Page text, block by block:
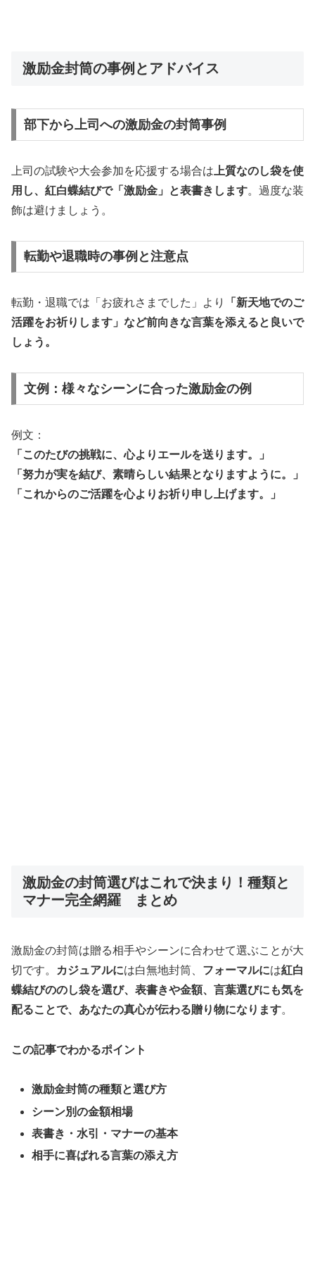
激励金封筒の事例とアドバイス
部下から上司への激励金の封筒事例
上司の試験や大会参加を応援する場合は 上質なのし袋を使
用し、紅白蝶結びで「激励金」と表書きします。過度な装
飾は避けましょう。
転勤や退職時の事例と注意点
転勤・退職では「お疲れさまでした」より
「新天地でのご
活躍をお祈りします」など前向きな言葉を添えると良いで
しょう。
文例：様々なシーンに合った激励金の例
例文：
「このたびの挑戦に、心よりエールを送ります。」
「努力が実を結び、素晴らしい結果となりますように。」
「これからのご活躍を心よりお祈り申し上げます。」
激励金の封筒選びはこれで決まり！種類と
マナー完全網羅 まとめ
激励金の封筒は贈る相手やシーンに合わせて選ぶことが大
切です。
カジュアルには白無地封筒、 フォーマルには紅白
蝶結びののし袋を選び、表書きや金額、言葉選びにも気を
配ることで、あなたの真心が伝わる贈り物になります。
この記事でわかるポイント
激励金封筒の種類と選び方
シーン別の金額相場
表書き・水引・マナーの基本
相手に喜ばれる言葉の添え方